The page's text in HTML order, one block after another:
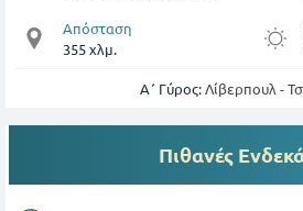
Απόσταση
355 χλμ.
Α΄ Γύρος:Λίβερπουλ -
Πιθανές